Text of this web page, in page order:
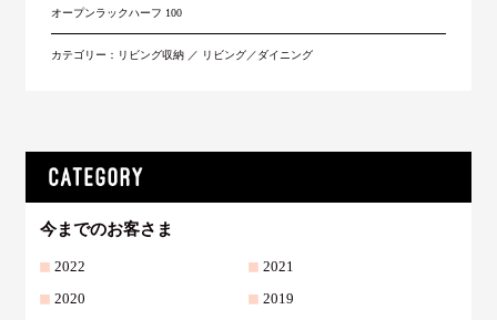
オープンラックハーフ 100
カテゴリー： リビング収納 ／ リビング／ダイニング
今までのお客さま
2022
2021
2020
2019